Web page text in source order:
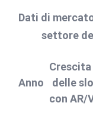
Dati di
settore
Anno
Crescita
delle
con AR/